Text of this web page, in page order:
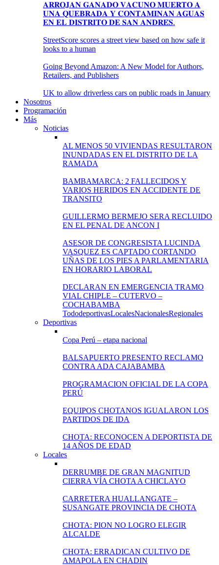
𝐀𝐑𝐑𝐎𝐉𝐀𝐍 𝐆𝐀𝐍𝐀𝐃𝐎 𝐕𝐀𝐂𝐔𝐍𝐎 𝐌𝐔𝐄𝐑𝐓𝐎 𝐀
𝐔𝐍𝐀 𝐐𝐔𝐄𝐁𝐑𝐀𝐃𝐀 𝐘 𝐂𝐎𝐍𝐓𝐀𝐌𝐈𝐍𝐀𝐍 𝐀𝐆𝐔𝐀𝐒
𝐄𝐍 𝐄𝐋 𝐃𝐈𝐒𝐓𝐑𝐈𝐓𝐎 𝐃𝐄 𝐒𝐀𝐍 𝐀𝐍𝐃𝐑𝐄́𝐒.
StreetScore scores a street view based on how safe it
looks to a human
Going Beyond Amazon: A New Model for Authors,
Retailers, and Publishers
UK to allow driverless cars on public roads in January
Nosotros
Programación
Más
Noticias
AL MENOS 50 VIVIENDAS RESULTARON
INUNDADAS EN EL DISTRITO DE LA
RAMADA
BAMBAMARCA: 2 FALLECIDOS Y
VARIOS HERIDOS EN ACCIDENTE DE
TRANSITO
GUILLERMO BERMEJO SERA RECLUIDO
EN EL PENAL DE ANCON I
ASESOR DE CONGRESISTA LUCINDA
VASQUEZ ES CAPTADO CORTANDO
UÑAS DE LOS PIES A PARLAMENTARIA
EN HORARIO LABORAL
DECLARAN EN EMERGENCIA TRAMO
VIAL CHIPLE – CUTERVO –
COCHABAMBA
TododeportivasLocalesNacionalesRegionales
Deportivas
Copa Perú – etapa nacional
BALSAPUERTO PRESENTO RECLAMO
CONTRA ADA CAJABAMBA
PROGRAMACION OFICIAL DE LA COPA
PERÚ
EQUIPOS CHOTANOS IGUALARON LOS
PARTIDOS DE IDA
CHOTA: RECONOCEN A DEPORTISTA DE
14 AÑOS DE EDAD
Locales
DERRUMBE DE GRAN MAGNITUD
CIERRA VÍA CHOTA A CHICLAYO
CARRETERA HUALLANGATE –
SUSANGATE PROVINCIA DE CHOTA
CHOTA: PION NO LOGRO ELEGIR
ALCALDE
CHOTA: ERRADICAN CULTIVO DE
AMAPOLA EN CHADIN